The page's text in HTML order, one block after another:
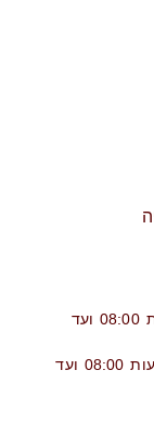
ימים א' - ה' בין השעות 08:00 ועד
ימי ו' וערבי חג בין השעות 08:00 ועד